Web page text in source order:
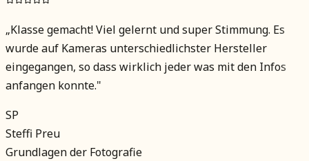
„Klasse gemacht! Viel gelernt und super Stimmung. Es
wurde auf Kameras unterschiedlichster Hersteller
eingegangen, so dass wirklich jeder was mit den Infos
anfangen konnte."
SP
Steffi Preu
Grundlagen der Fotografie